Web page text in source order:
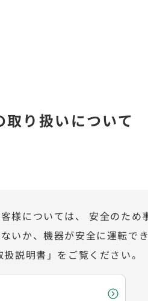
り扱いについて
様については、 安全のため
いか、機器が安全に運転で
説明書」をご覧ください。